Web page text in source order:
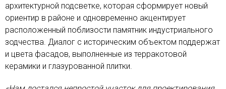
архитектурной подсветке, которая сформирует новый
ориентир в районе и одновременно акцентирует
расположенный поблизости памятник индустриального
зодчества. Диалог с историческим объектом поддержат
и цвета фасадов, выполненные из терракотовой
керамики и глазурованной плитки.